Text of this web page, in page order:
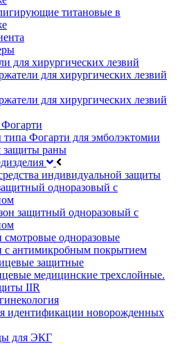
титановые в
для хирургических лезвий
для хирургических лезвий
для хирургических лезвий
типа Фогарти для эмболэктомии
защиты раны
индивидуальной защиты
одноразовый с
защитный одноразовый с
смотровые одноразовые
с антимикробным покрытием
защитные
медицинские трехслойные.
IIR
идентификации новорожденных
для ЭКГ